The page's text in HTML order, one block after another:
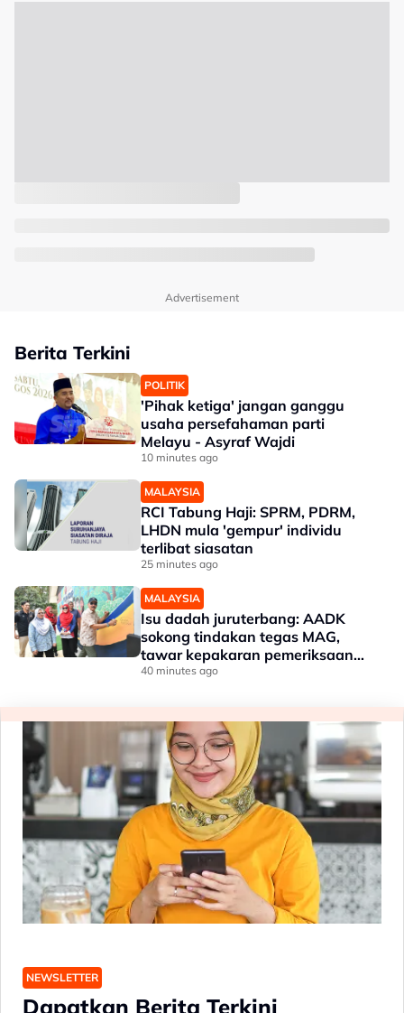
Advertisement
Berita Terkini
POLITIK
'Pihak ketiga' jangan ganggu
usaha persefahaman parti
Melayu - Asyraf Wajdi
10 minutes ago
MALAYSIA
RCI Tabung Haji: SPRM, PDRM,
LHDN mula 'gempur' individu
terlibat siasatan
25 minutes ago
MALAYSIA
Isu dadah juruterbang: AADK
sokong tindakan tegas MAG,
tawar kepakaran pemeriksaan
ketat
40 minutes ago
NEWSLETTER
Dapatkan Berita Terkini